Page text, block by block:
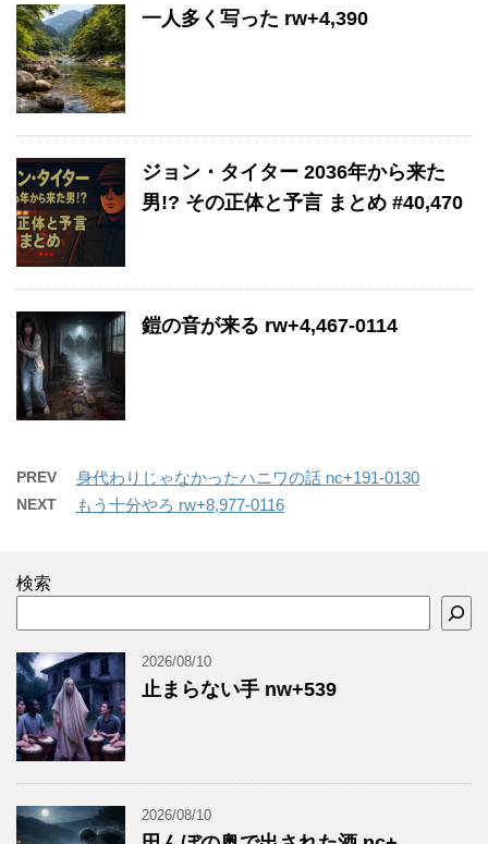
一人多く写った rw+4,390
ジョン・タイター 2036年から来た
男!? その正体と予言 まとめ #40,470
鎧の音が来る rw+4,467-0114
PREV 身代わりじゃなかったハニワの話 nc+191-0130
NEXT もう十分やろ rw+8,977-0116
検索
2026/08/10
止まらない手 nw+539
2026/08/10